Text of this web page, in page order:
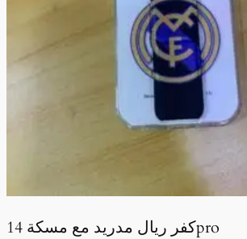
كفر ريال مدريد مع مسكة 14pro